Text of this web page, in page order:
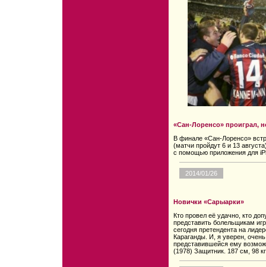
«Сан-Лоренсо» проиграл,
В финале «Сан-Лоренсо»
(матчи пройдут 6 и 13
с помощью приложения для
2014/01/26
Новички «Сарыарки»
Кто провел её удачно, кто
представить болельщикам
сегодня претендента на
Караганды. И, я уверен,
представившейся ему
(1978) Защитник. 187 см, 98